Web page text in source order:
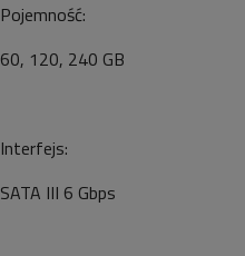
Pojemność:
60, 120, 240 GB
Interfejs:
SATA III 6 Gbps